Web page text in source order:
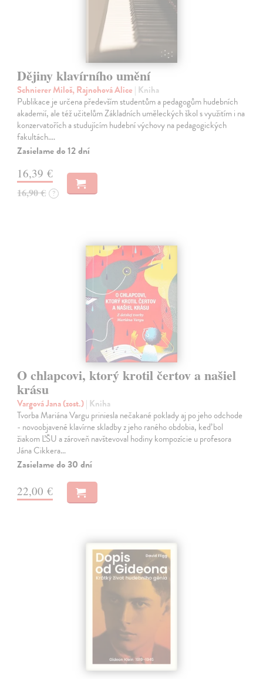
Dějiny klavírního umění
Schnierer Miloš, Rajnohová Alice | Kniha
Publikace je určena především studentům a pedagogům hudebních
akademií, ale též učitelům Základních uměleckých škol s využitím i na
konzervatořích a studujícím hudební výchovy na pedagogických
fakultách.…
Zasielame do 12 dní
16,39 €
16,90 € ?
O chlapcovi, ktorý krotil čertov a našiel
krásu
Vargová Jana (zost.)| Kniha
Tvorba Mariána Vargu priniesla nečakané poklady aj po jeho odchode
- novoobjavené klavírne skladby z jeho raného obdobia, keď bol
žiakom ĽŠU a zároveň navštevoval hodiny kompozície u profesora
Jána Cikkera…
Zasielame do 30 dní
22,00 €